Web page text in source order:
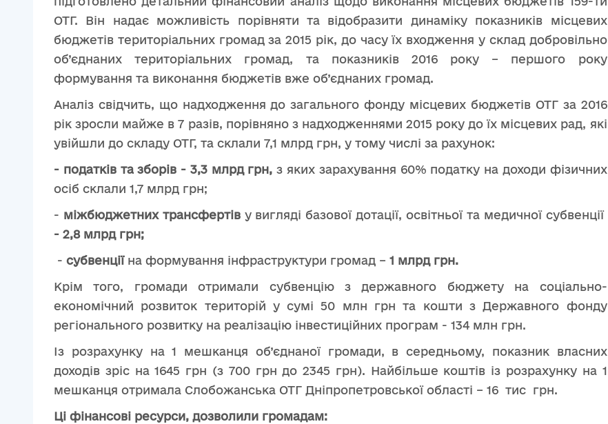
ОТГ. Він надає можливість порівняти та відобразити динаміку показників місцевих
бюджетів територіальних громад за 2015 рік, до часу їх входження у склад добровільно
об’єднаних територіальних громад, та показників 2016 року – першого року
формування та виконання бюджетів вже об’єднаних громад.
Аналіз свідчить, що надходження до загального фонду місцевих бюджетів ОТГ за 2016
рік зросли майже в 7 разів, порівняно з надходженнями 2015 року до їх місцевих рад, які
увійшли до складу ОТГ, та склали 7,1 млрд грн, у тому числі за рахунок:
- податків та зборів - 3,3 млрд грн,з яких зарахування 60% податку на доходи фізичних
осіб склали 1,7 млрд грн;
- міжбюджетних трансфертіву вигляді базової дотації, освітньої та медичної субвенції
- 2,8 млрд грн;
- субвенції на формування інфраструктури громад – 1 млрд грн.
Крім того, громади отримали субвенцію з державного бюджету на соціально-
економічний розвиток територій у сумі 50 млн грн та кошти з Державного фонду
регіонального розвитку на реалізацію інвестиційних програм - 134 млн грн.
Із розрахунку на 1 мешканця об’єднаної громади, в середньому, показник власних
доходів зріс на 1645 грн (з 700 грн до 2345 грн). Найбільше коштів із розрахунку на 1
мешканця отримала Слобожанська ОТГ Дніпропетровської області – 16 тис грн.
Ці фінансові ресурси, дозволили громадам: